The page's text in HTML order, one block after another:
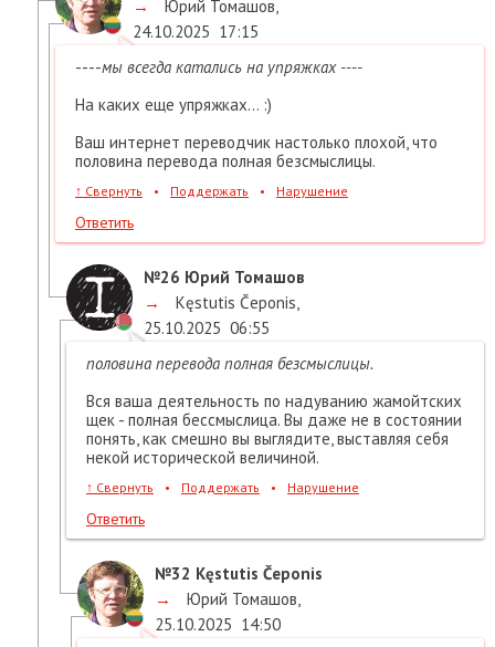
→ Юрий Томашов,
24.10.2025 17:15
----мы всегда катались на упряжках ----
На каких еще упряжках... :)
Ваш интернет переводчик настолько плохой, что
половина перевода полная безсмыслицы.
↑ Свернуть • Поддержать • Нарушение
Ответить
№26 Юрий Томашов
→
Kęstutis Čeponis,
25.10.2025 06:55
половина перевода полная безсмыслицы.
Вся ваша деятельность по надуванию жамойтских
щек - полная бессмыслица. Вы даже не в состоянии
понять, как смешно вы выглядите, выставляя себя
некой исторической величиной.
↑ Свернуть • Поддержать • Нарушение
Ответить
№32 Kęstutis Čeponis
→
Юрий Томашов,
25.10.2025 14:50